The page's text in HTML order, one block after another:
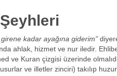
kadar ayağına giderim”
ahlak, hizmet ve nur iledir.
ve Kuran çizgisi üzerinde
ve illetler zinciri) takılıp